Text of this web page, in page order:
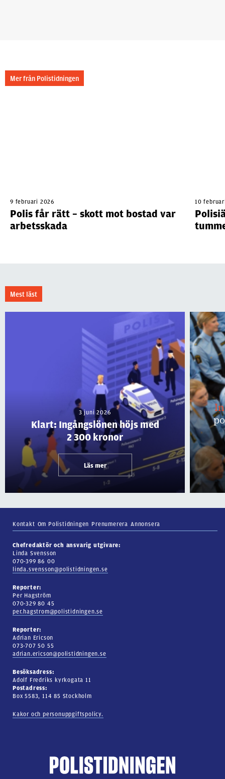
Mer från Polistidningen
9 februari 2026
Polis får rätt – skott mot bostad var
arbetsskada
10
Mest läst
3 juni 2026
Klart: Ingångslönen höjs med
2 300 kronor
Läs mer
Kontakt Om Polistidningen Prenumerera Annonsera
Chefredaktör och ansvarig utgivare:
Linda Svensson
070-399 86 00
linda.svensson@polistidningen.se
Reporter:
Per Hagström
070-329 80 45
per.hagstrom@polistidningen.se
Reporter:
Adrian Ericson
073-707 50 55
adrian.ericson@polistidningen.se
Besöksadress:
Adolf Fredriks kyrkogata 11
Postadress:
Box 5583, 114 85 Stockholm
Kakor och personuppgiftspolicy.